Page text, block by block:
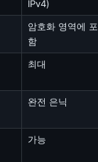
IPv4)
암호화 영역에 포
함
최대
완전 은닉
가능